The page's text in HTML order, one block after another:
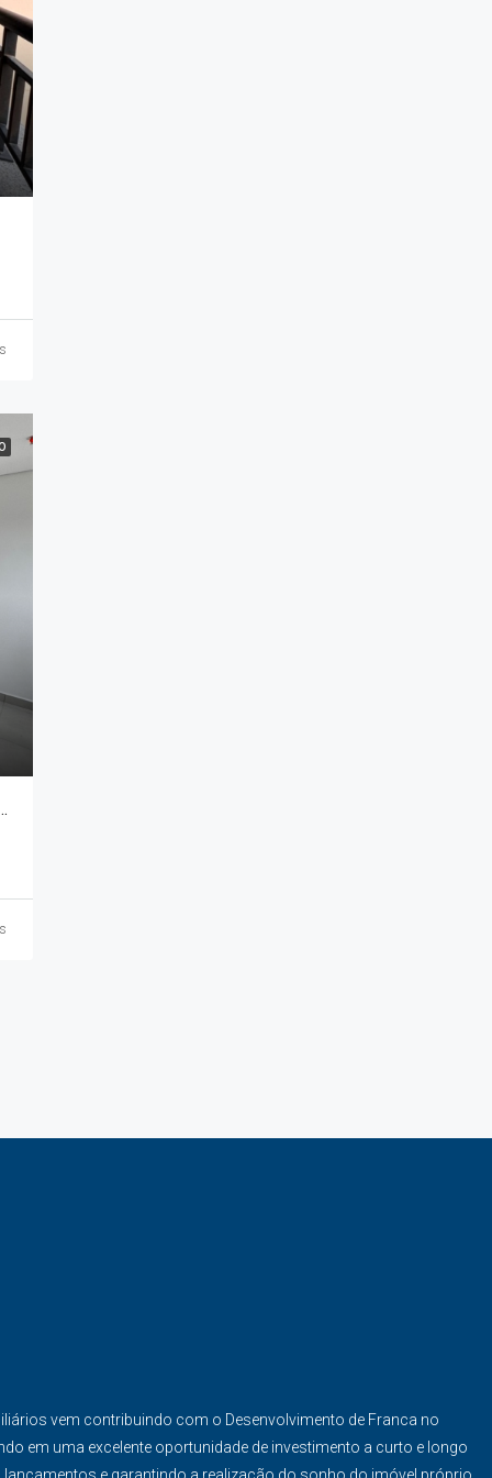
HIGH BUSINESS 7502
vem contribuindo com o Desenvolvimento de Franca no
em uma excelente oportunidade de investimento a curto e longo